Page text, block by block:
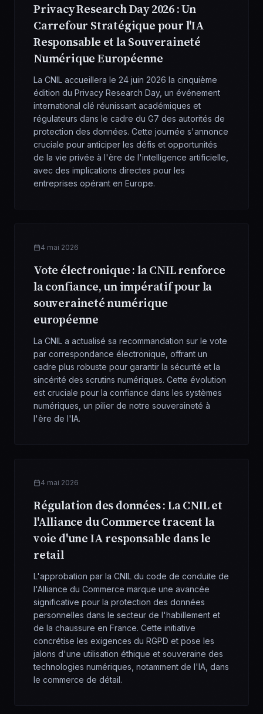
Privacy Research Day 2026 : Un
Carrefour Stratégique pour l'IA
Responsable et la Souveraineté
Numérique Européenne
La CNIL accueillera le 24 juin 2026 la cinquième
édition du Privacy Research Day, un événement
international clé réunissant académiques et
régulateurs dans le cadre du G7 des autorités de
protection des données. Cette journée s'annonce
cruciale pour anticiper les défis et opportunités
de la vie privée à l'ère de l'intelligence artificielle,
avec des implications directes pour les
entreprises opérant en Europe.
4 mai 2026
Vote électronique : la CNIL renforce
la confiance, un impératif pour la
souveraineté numérique
européenne
La CNIL a actualisé sa recommandation sur le vote
par correspondance électronique, offrant un
cadre plus robuste pour garantir la sécurité et la
sincérité des scrutins numériques. Cette évolution
est cruciale pour la confiance dans les systèmes
numériques, un pilier de notre souveraineté à
l'ère de l'IA.
4 mai 2026
Régulation des données : La CNIL et
l'Alliance du Commerce tracent la
voie d'une IA responsable dans le
retail
L'approbation par la CNIL du code de conduite de
l'Alliance du Commerce marque une avancée
significative pour la protection des données
personnelles dans le secteur de l'habillement et
de la chaussure en France. Cette initiative
concrétise les exigences du RGPD et pose les
jalons d'une utilisation éthique et souveraine des
technologies numériques, notamment de l'IA, dans
le commerce de détail.